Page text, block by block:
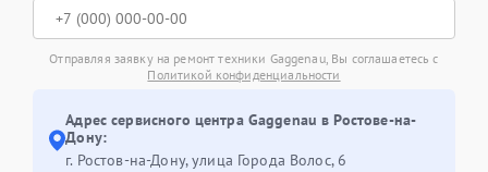
Отправляя заявку на ремонт техники Gaggenau, Вы соглашаетесь с
Политикой конфиденциальности
Адрес сервисного центра Gaggenau в Ростове-на-
Дону:
г. Ростов-на-Дону, улица Города Волос, 6